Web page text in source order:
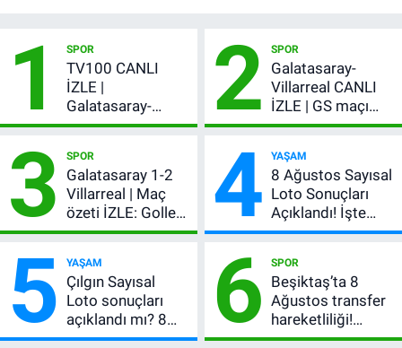
1 SPOR
TV100 CANLI
İZLE |
Galatasaray-
Villarreal maçı
şifresiz canlı yayın
2 SPOR
Galatasaray-
Villarreal CANLI
İZLE | GS maçı
hangi kanalda,
3 SPOR
Galatasaray 1-2
Villarreal | Maç
özeti İZLE: Goller
peş peşe geldi,
kırmızı kart gördü!
4 YAŞAM
8 Ağustos Sayısal
Loto Sonuçları
Açıklandı! İşte
Kazandıran 6
5 YAŞAM
Çılgın Sayısal
Loto sonuçları
açıklandı mı? 8
Ağustos 2026
6 SPOR
Beşiktaş’ta 8
Ağustos transfer
hareketliliği!
Yönetim 5 bölge